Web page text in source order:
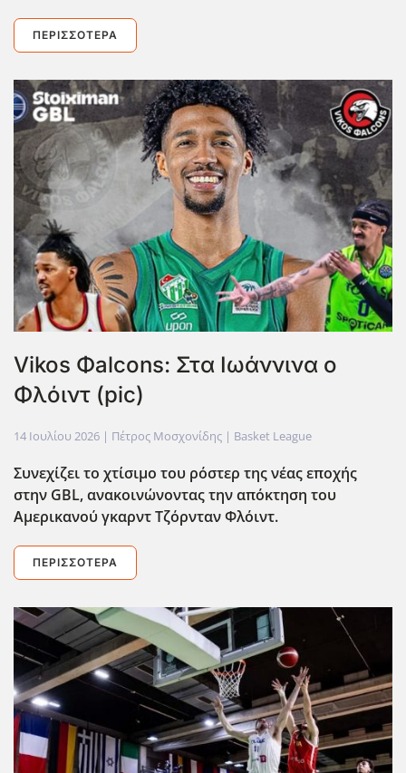
ΠΕΡΙΣΣΌΤΕΡΑ
Vikos Φalcons: Στα Ιωάννινα ο
Φλόιντ (pic)
14 Ιουλίου 2026 | Πέτρος Μοσχονίδης | Basket League
Συνεχίζει το χτίσιμο του ρόστερ της νέας εποχής
στην GBL, ανακοινώνοντας την απόκτηση του
Αμερικανού γκαρντ Τζόρνταν Φλόιντ.
ΠΕΡΙΣΣΌΤΕΡΑ